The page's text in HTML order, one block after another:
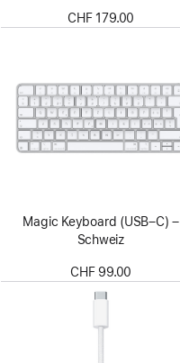
CHF 179.00
Magic Keyboard (USB–C) –
Schweiz
CHF 99.00